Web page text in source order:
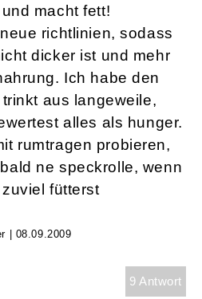
macht fett!
richtlinien, sodass
dicker ist und mehr
Ich habe den
aus langeweile,
alles als hunger.
rumtragen probieren,
ne speckrolle, wenn
fütterst
| 08.09.2009
9 Antwort